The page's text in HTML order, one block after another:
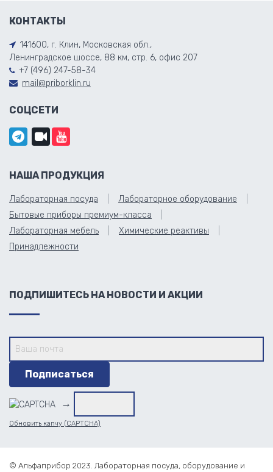
КОНТАКТЫ
141600, г. Клин, Московская обл.,
Ленинградское шоссе, 88 км, стр. 6, офис 207
+7 (496) 247-58-34
mail@priborklin.ru
СОЦСЕТИ
НАША ПРОДУКЦИЯ
Лабораторная посуда
Лабораторное оборудование
Бытовые приборы премиум-класса
Лабораторная мебель
Химические реактивы
Принадлежности
ПОДПИШИТЕСЬ НА НОВОСТИ И АКЦИИ
→
Обновить капчу (CAPTCHA)
© Альфаприбор 2023. Лабораторная посуда, оборудование и